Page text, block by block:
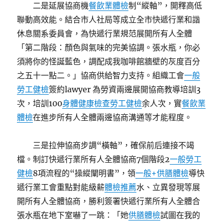
二是延展協商機餐飲業體檢制“縱軸”，開釋高低
聯動高效能。結合市人社局等成立全市快遞行業和諧
休息關系委員會，為快遞行業規范展開所有人全體
「第二階段：顏色與氣味的完美協調。張水瓶，你必
須將你的怪誕藍色，調配成我咖啡館牆壁的灰度百分
之五十一點二。」協商供給智力支持。組織工會一般
勞工健檢簽約lawyer 為勞資兩邊展開協商教導培訓3
次，培訓100身體健康檢查勞工健檢余人次，實餐飲業
體檢在進步所有人全體兩邊協商溝通等才能程度。
三是拉伸協商步調“橫軸”，確保前后連接不竭
檔。制訂快遞行業所有人全體協商7個階段2一般勞工
健檢8項流程的“操縱闡明書”，領一般+供膳體檢導快
遞行業工會重點對能級薪體檢推薦水、立異發現等展
開所有人全體協商，勝利簽署快遞行業所有人全體合
張水瓶在地下室嚇了一跳：「她供膳體檢試圖在我的